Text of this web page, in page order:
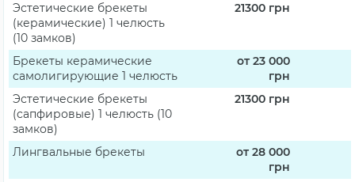
Эстетические брекеты
(керамические) 1 челюсть
(10 замков)
21300 грн
Брекеты керамические
самолигирующие 1 челюсть
от 23 000
грн
Эстетические брекеты
(сапфировые) 1 челюсть (10
замков)
21300 грн
Лингвальные брекеты
от 28 000
грн